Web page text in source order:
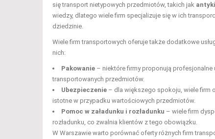
się transport nietypowych przedmiotów, takich jak antyki
wiedzy, dlatego wiele firm specjalizuje się w ich
dziedzinie.
Wiele firm transportowych oferuje także dodatkowe
nich:
Pakowanie – niektóre firmy proponują
transportowanych przedmiotów.
Ubezpieczenie – dla większego spokoju, wiele firm
istotne w przypadku wartościowych przedmiotów.
Pomoc w załadunku i rozładunku – wiele firm
rozładunku, co zwalnia klientów z tego obowiązku.
W Warszawie warto porównać oferty różnych firm